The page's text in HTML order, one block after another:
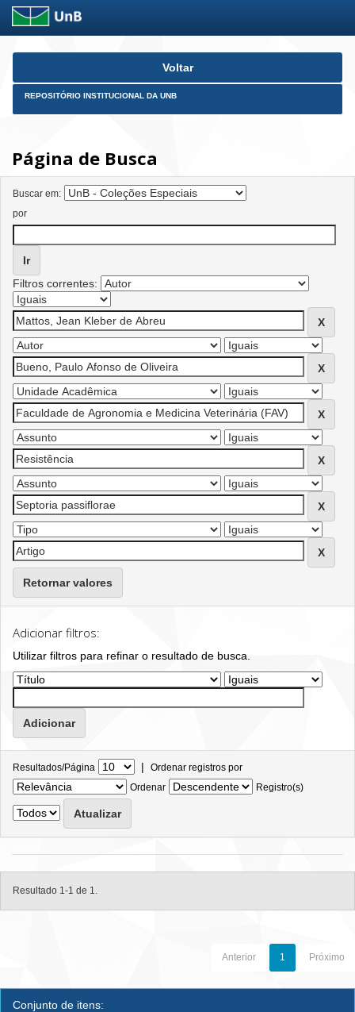
Skip
Voltar
REPOSITÓRIO INSTITUCIONAL DA UNB
Página de Busca
Buscar em:
por
Filtros correntes:
Retornar valores
Adicionar filtros:
Utilizar filtros para refinar o resultado de busca.
Resultados/Página | Ordenar registros por
Ordenar
Registro(s)
Resultado 1-1 de 1.
Anterior 1 Próximo
Conjunto de itens: